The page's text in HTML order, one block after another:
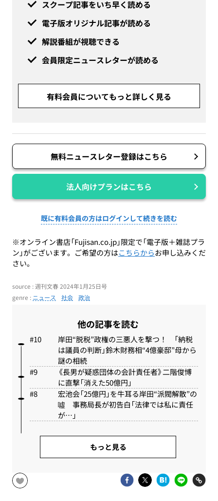
スクープ記事をいち早く読める
電子版オリジナル記事が読める
解説番組が視聴できる
会員限定ニュースレターが読める
有料会員についてもっと詳しく見る
無料ニュースレター登録はこちら
法人向けプランはこちら
既に有料会員の方はログインして続きを読む
※オンライン書店「Fujisan.co.jp」限定で「電子版＋雑誌プラ
ン」がございます。ご希望の方はこちらからお申し込みくだ
さい。
source : 週刊文春 2024年1月25日号
genre : ニュース 社会 政治
他の記事を読む
岸田“脱税”政権の三悪人を撃つ！ 「納税
は議員の判断」鈴木財務相“4億豪邸”母から
謎の相続
《長男が疑惑団体の会計責任者》二階俊博
に直撃「消えた50億円」
宏池会「25億円」を牛耳る岸田“派閥解散”の
噓 事務局長が初告白「法律では私に責任
が…」
もっと見る